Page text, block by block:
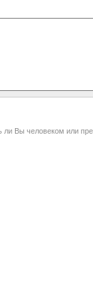
Этот вопрос задается для того,